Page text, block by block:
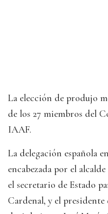
La elección de produjo
de los 27 miembros del
IAAF.
La delegación española
encabezada por el
el secretario de Estado
Cardenal, y el presidente